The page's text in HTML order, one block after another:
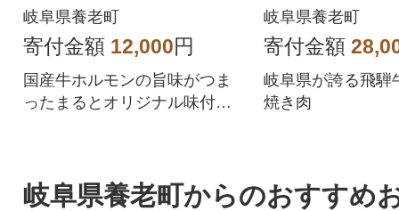
岐阜県養老町
寄付金額 12,000円
国産牛ホルモンの旨味がつま
ったまるとオリジナル味付け
岐阜県養老町
寄付金額
岐阜県が誇る飛騨
焼き肉
岐阜県養老町からのおすすめ